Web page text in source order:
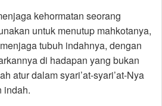
kehormatan seorang
untuk menutup mahkotanya,
tubuh indahnya, dengan
di hadapan yang bukan
atur dalam syari’at-syari’at-Nya
indah.